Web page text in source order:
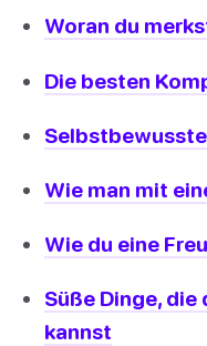
Woran du
Die besten
Wie man mit
Wie du eine
Süße Dinge, die
kannst